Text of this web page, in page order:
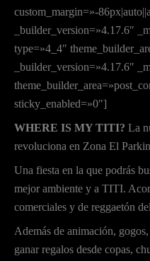
custom_margin=»-
_builder_version=»4.17.6″
type=»4_4″
_builder_version=»4.17.6″
sticky_enabled=»0″]
WHERE IS MY TITI? La
revoluciona en Zona El
Una fiesta en la que podrás
mejor ambiente y a TITI.
comerciales y de reggaetón
Además de animación,
ganar regalos desde copas,